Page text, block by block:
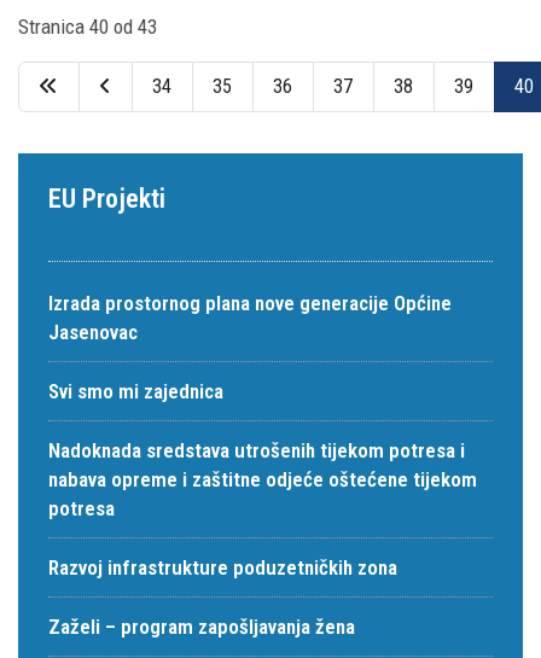
Stranica 40 od 43
34 35 36 37 38 39 40
EU Projekti
Izrada prostornog plana nove generacije Općine
Jasenovac
Svi smo mi zajednica
Nadoknada sredstava utrošenih tijekom potresa i
nabava opreme i zaštitne odjeće oštećene tijekom
potresa
Razvoj infrastrukture poduzetničkih zona
Zaželi – program zapošljavanja žena